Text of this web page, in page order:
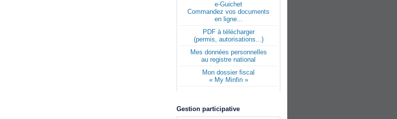
e-Guichet
Commandez vos documents
en ligne...
PDF à télécharger
(permis, autorisations...)
Mes données personnelles
au registre national
Mon dossier fiscal
« My Minfin »
Gestion participative